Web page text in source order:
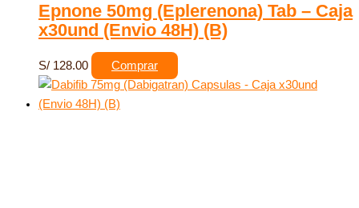
Epnone 50mg (Eplerenona) Tab – Caja
x30und (Envio 48H) (B)
S/ 128.00 Comprar